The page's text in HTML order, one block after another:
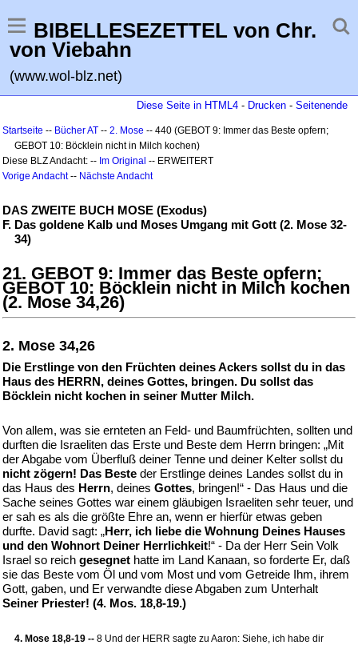
BIBELLESEZETTEL von Chr.
von Viebahn
(www.wol-blz.net)
Diese Seite in HTML4 - Drucken - Seitenende
Startseite -- Bücher AT -- 2. Mose -- 440 (GEBOT 9: Immer das Beste opfern;
GEBOT 10: Böcklein nicht in Milch kochen)
Diese BLZ Andacht: -- Im Original -- ERWEITERT
Vorige Andacht-- Nächste Andacht
DAS ZWEITE BUCH MOSE (Exodus)
F. Das goldene Kalb und Moses Umgang mit Gott (2. Mose 32-
34)
21. GEBOT 9: Immer das Beste opfern;
GEBOT 10: Böcklein nicht in Milch kochen
(2. Mose 34,26)
2. Mose 34,26
Die Erstlinge von den Früchten deines Ackers sollst du in das
Haus des HERRN, deines Gottes, bringen. Du sollst das
Böcklein nicht kochen in seiner Mutter Milch.
Von allem, was sie ernteten an Feld- und Baumfrüchten, sollten und
durften die Israeliten das Erste und Beste dem Herrn bringen: „Mit
der Abgabe vom Überfluß deiner Tenne und deiner Kelter sollst du
nicht zögern! Das Beste der Erstlinge deines Landes sollst du in
das Haus des Herrn, deines Gottes, bringen!“ - Das Haus und die
Sache seines Gottes war einem gläubigen Israeliten sehr teuer, und
er sah es als die größte Ehre an, wenn er hierfür etwas geben
durfte. David sagt: „Herr, ich liebe die Wohnung Deines Hauses
und den Wohnort Deiner Herrlichkeit!“ - Da der Herr Sein Volk
Israel so reich gesegnet hatte im Land Kanaan, so forderte Er, daß
sie das Beste vom Öl und vom Most und vom Getreide Ihm, ihrem
Gott, gaben, und Er verwandte diese Abgaben zum Unterhalt
Seiner Priester! (4. Mos. 18,8-19.)
4. Mose 18,8-19 -- 8 Und der HERR sagte zu Aaron: Siehe, ich habe dir